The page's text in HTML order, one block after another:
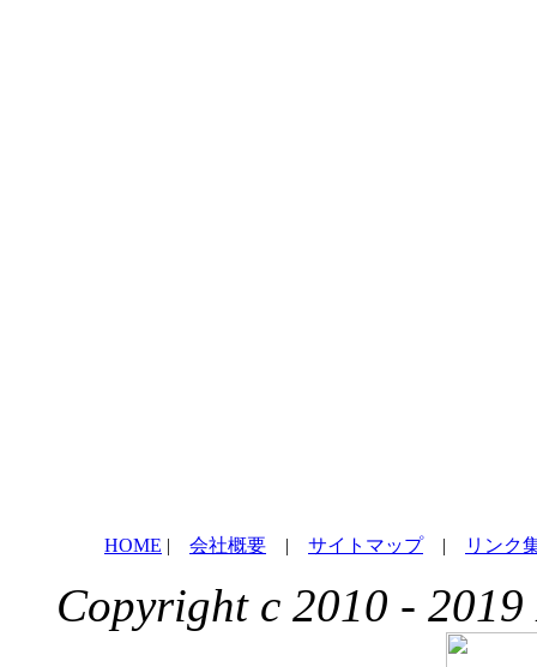
HOME | 会社概要 | サイトマップ| リンク
Copyright c 2010 - 2019